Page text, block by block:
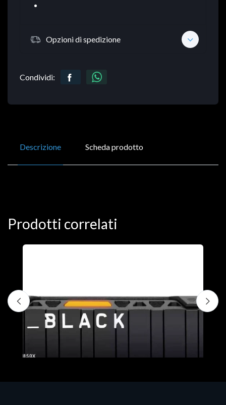
Opzioni di spedizione
Condividi:
Descrizione Scheda prodotto
Prodotti correlati